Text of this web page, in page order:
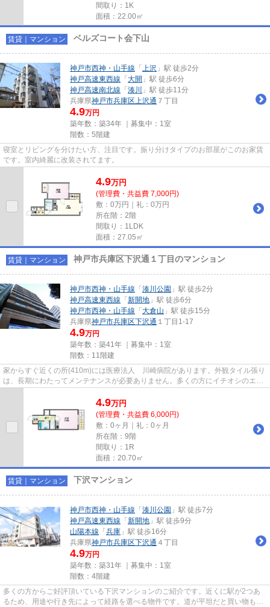
間取り：1K
面積：22.00㎡
賃貸｜マンション ベルズコート会下山
神戸市西神・山手線 「 上沢 」駅 徒歩2分
神戸高速東西線 「 大開 」駅 徒歩6分
神戸高速南北線 「 湊川
」駅 徒歩11分
兵庫県神戸市兵庫区上沢通 ７丁目
4.9万円
築年数：築34年 ｜募集中： 1室
階数：5階建
寝室とリビングを分けたい方、注目です。振り分けタイプのお部屋がこのお家賃
です。室内綺麗に改装されてます。
4.9万円
(管理費・共益費 7,000円)
敷：0万円｜礼：0万円
所在階：2階
間取り：1LDK
面積：27.05㎡
賃貸｜マンション 神戸市兵庫区下沢通１丁目のマンション
神戸市西神・山手線 「 湊川公園 」駅 徒歩2分
神戸高速東西線 「 新開地 」駅 徒歩6分
神戸市西神・山手線 「 大倉山 」駅 徒歩15分
兵庫県神戸市兵庫区下沢通 １丁目1-17
4.9万円
築年数：築41年 ｜募集中： 1室
階数：11階建
家からすぐ近くの所(410m)には医療法人 川崎病院があります。外観タイル張り
は、長期にわたってメンテナンスが必要ありません。多くの方にイチオシのエレ
4.9万円
(管理費・共益費 6,000円)
敷：0ヶ月｜礼：0ヶ月
所在階：9階
間取り：1R
面積：20.70㎡
賃貸｜マンション 下沢マンション
神戸市西神・山手線 「 湊川公園 」駅 徒歩7分
神戸高速東西線 「 新開地 」駅 徒歩9分
山陽本線 「 兵庫 」駅 徒歩16分
兵庫県神戸市兵庫区下沢通 ４丁目
4.9万円
築年数：築31年 ｜募集中： 1室
階数：4階建
多くの方からご好評頂いている下沢マンションのご紹介です。近くに駅が2つあ
るため、用途や行き先によって経路を選べる物件です。道が平坦だと買い物も快